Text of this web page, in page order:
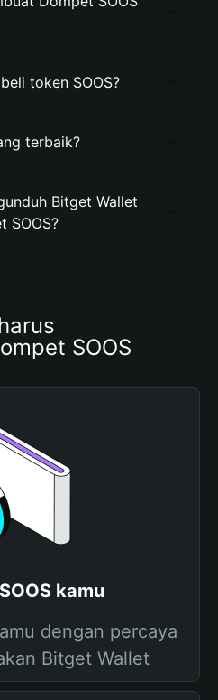
token SOOS?
terbaik?
Bitget Wallet
SOOS?
SOOS
kamu
dengan percaya
Bitget Wallet